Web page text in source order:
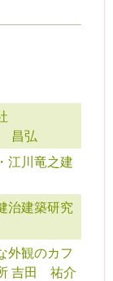
昌弘
江川竜之建
治建築研究
外観のカフ
吉田 祐介